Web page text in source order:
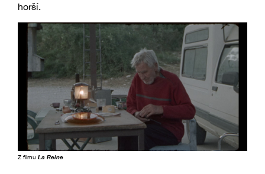
horší.
Z filmu La Reine